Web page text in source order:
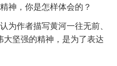
神，你是怎样体会的？
为作者描写黄河一往无前、
坚强的精神，是为了表达